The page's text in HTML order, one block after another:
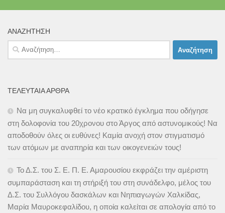
ΑΝΑΖΉΤΗΣΗ
Αναζήτηση
για:
ΤΕΛΕΥΤΑΊΑ ΆΡΘΡΑ
Να μη συγκαλυφθεί το νέο κρατικό έγκλημα που οδήγησε
στη δολοφονία του 20χρονου στο Άργος από αστυνομικούς! Να
αποδοθούν όλες οι ευθύνες! Καμία ανοχή στον στιγματισμό
των ατόμων με αναπηρία και των οικογενειών τους!
Το Δ.Σ. του Σ. Ε. Π. Ε. Αμαρουσίου εκφράζει την αμέριστη
συμπαράσταση και τη στήριξή του στη συνάδελφο, μέλος του
Δ.Σ. του Συλλόγου δασκάλων και Νηπιαγωγών Χαλκίδας,
Μαρία Μαυροκεφαλίδου, η οποία καλείται σε απολογία από το